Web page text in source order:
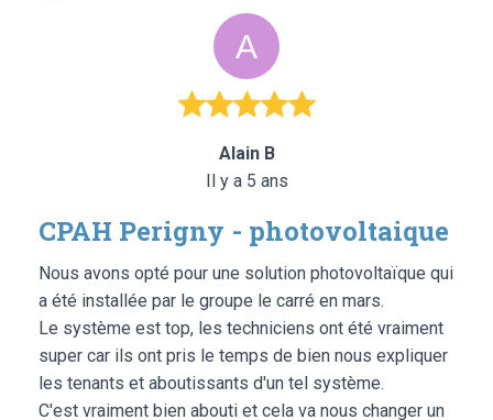
Alain B
Il y a 5 ans
CPAH Perigny - photovoltaique
Nous avons opté pour une solution photovoltaïque qui
a été installée par le groupe le carré en mars.
Le système est top, les techniciens ont été vraiment
super car ils ont pris le temps de bien nous expliquer
les tenants et aboutissants d'un tel système.
C'est vraiment bien abouti et cela va nous changer un